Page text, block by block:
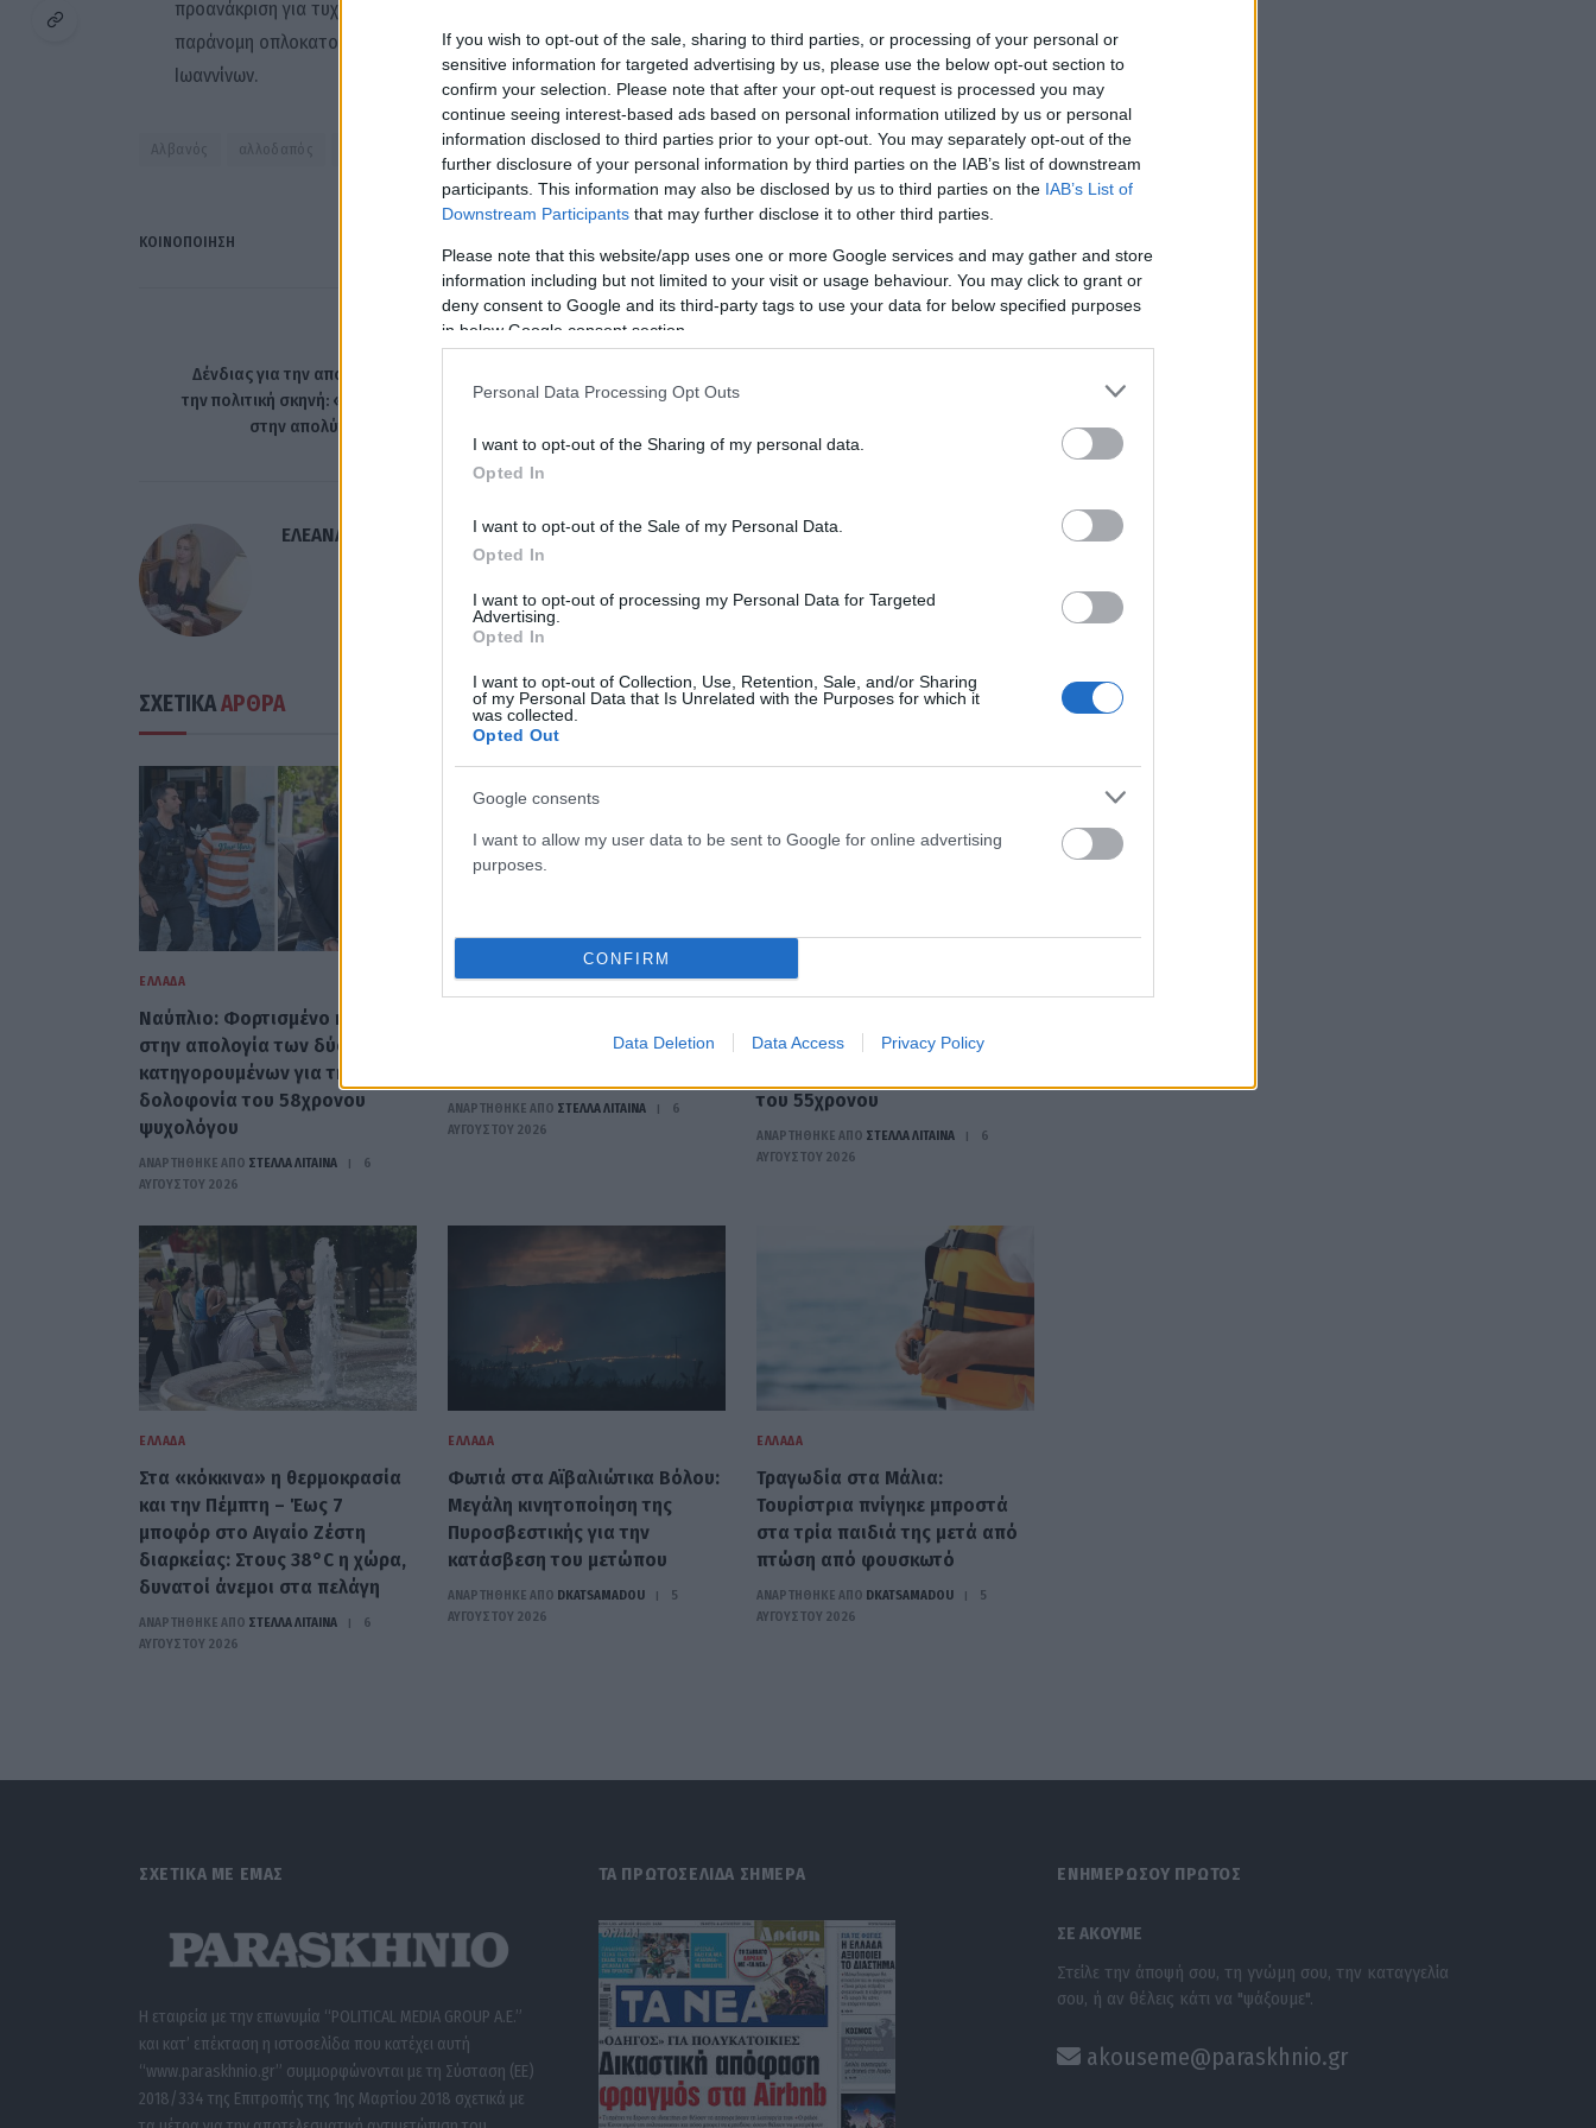
If you wish to opt-out of the sale, sharing to third parties, or processing of your personal or
sensitive information for targeted advertising by us, please use the below opt-out section to
confirm your selection. Please note that after your opt-out request is processed you may
continue seeing interest-based ads based on personal information utilized by us or personal
information disclosed to third parties prior to your opt-out. You may separately opt-out of the
further disclosure of your personal information by third parties on the IAB’s list of downstream
participants. This information may also be disclosed by us to third parties on the IAB’s List of
Downstream Participants that may further disclose it to other third parties.
Please note that this website/app uses one or more Google services and may gather and store
information including but not limited to your visit or usage behaviour. You may click to grant or
deny consent to Google and its third-party tags to use your data for below specified purposes
in below Google consent section.
Personal Data Processing Opt Outs
I want to opt-out of the Sharing of my personal data.
Opted In
I want to opt-out of the Sale of my Personal Data.
Opted In
I want to opt-out of processing my Personal Data for Targeted
Advertising.
Opted In
I want to opt-out of Collection, Use, Retention, Sale, and/or Sharing
of my Personal Data that Is Unrelated with the Purposes for which it
was collected.
Opted Out
Google consents
I want to allow my user data to be sent to Google for online advertising
purposes.
CONFIRM
Data Deletion Data Access Privacy Policy
προανάκριση για τυχόν εμπλοκή του σε επιθέσεις και σε βάρος του σχηματίστηκε δικογραφία για
παράνομη οπλοκατοχή και οπλοφορία με την οποία οδηγήθηκε στον εισαγγελέα Πρωτοδικών
Ιωαννίνων.
Αλβανός αλλοδαπός Ιωάννινα μαχαίρια οπλισμένος
ΚΟΙΝΟΠΟΊΗΣΗ
Facebook Twitter Pinterest LinkedIn Tumblr Email
Δένδιας για την αποχώρηση Βαρβιτσιώτη από
την πολιτική σκηνή: «Του εύχομαι κάθε επιτυχία
στην απολύτως σεβαστή επιλογή του»
ΕΛΕΑΝΑ ΖΑΜΠΑΡΑ
ΣΧΕΤΙΚΑΑΡΘΡΑ
ΕΛΛΆΔΑ
Ναύπλιο: Φορτισμένο κλίμα
στην απολογία των δύο
κατηγορουμένων για τη
δολοφονία του 58χρονου
ψυχολόγου
ΑΝΑΡΤΗΘΗΚΕ ΑΠΟ ΣΤΈΛΛΑ ΛΊΤΑΙΝΑ
6
ΑΥΓΟΎΣΤΟΥ 2026
ΕΛΛΆΔΑ
46χρονη που κατηγορείται για
ΑΝΑΡΤΗΘΗΚΕ ΑΠΟ ΣΤΈΛΛΑ ΛΊΤΑΙΝΑ
6
ΑΥΓΟΎΣΤΟΥ 2026
ΕΛΛΆΔΑ
«Αγαπούσε παθολογικά τους
του 55χρονου
ΑΝΑΡΤΗΘΗΚΕ ΑΠΟ ΣΤΈΛΛΑ ΛΊΤΑΙΝΑ
6
ΑΥΓΟΎΣΤΟΥ 2026
ΕΛΛΆΔΑ
Στα «κόκκινα» η θερμοκρασία
και την Πέμπτη – Έως 7
μποφόρ στο Αιγαίο Ζέστη
διαρκείας: Στους 38°C η χώρα,
δυνατοί άνεμοι στα πελάγη
ΑΝΑΡΤΗΘΗΚΕ ΑΠΟ ΣΤΈΛΛΑ ΛΊΤΑΙΝΑ
6
ΑΥΓΟΎΣΤΟΥ 2026
ΕΛΛΆΔΑ
Φωτιά στα Αϊβαλιώτικα Βόλου:
Μεγάλη κινητοποίηση της
Πυροσβεστικής για την
κατάσβεση του μετώπου
ΑΝΑΡΤΗΘΗΚΕ ΑΠΟ DKATSAMADOU
5
ΑΥΓΟΎΣΤΟΥ 2026
ΕΛΛΆΔΑ
Τραγωδία στα Μάλια:
Τουρίστρια πνίγηκε μπροστά
στα τρία παιδιά της μετά από
πτώση από φουσκωτό
ΑΝΑΡΤΗΘΗΚΕ ΑΠΟ DKATSAMADOU
5
ΑΥΓΟΎΣΤΟΥ 2026
ΣΧΕΤΙΚΑ ΜΕ ΕΜΑΣ
Η εταιρεία με την επωνυμία “POLITICAL MEDIA GROUP A.E.”
και κατ’ επέκταση η ιστοσελίδα που κατέχει αυτή
“www.paraskhnio.gr” συμμορφώνονται με τη Σύσταση (ΕΕ)
2018/334 της Επιτροπής της 1ης Μαρτίου 2018 σχετικά με
ΤΑ ΠΡΩΤΟΣΕΛΙΔΑ ΣΗΜΕΡΑ ΕΝΗΜΕΡΩΣΟΥ ΠΡΩΤΟΣ
ΣΕ ΑΚΟΥΜΕ
Στείλε την άποψή σου, τη γνώμη σου, την καταγγελία
σου, ή αν θέλεις κάτι να "ψάξουμε".
akouseme@paraskhnio.gr